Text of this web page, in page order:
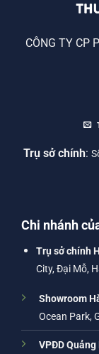
CÔNG TY CP
Trụ sở chính:
Chi nhánh
Trụ sở chính
City, Đại Mỗ,
Showroom
Ocean Park,
VPĐD Quảng